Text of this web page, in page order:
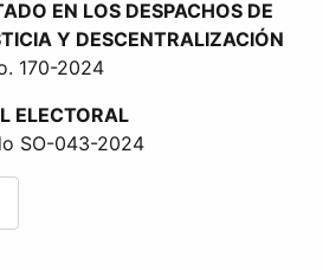
EN LOS DESPACHOS DE
Y DESCENTRALIZACIÓN
170-2024
ELECTORAL
SO-043-2024